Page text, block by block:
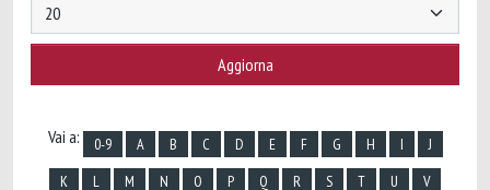
Vai a: 0-9 A B C D E F G H I
J
K
L M N O P Q R S T U
V